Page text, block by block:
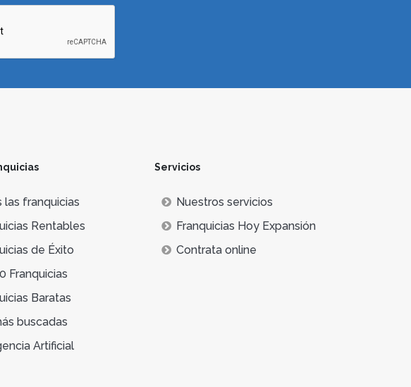
las franquicias
Rentables
de Éxito
Franquicias
Baratas
buscadas
Artificial
Servicios
Nuestros servicios
Franquicias Hoy Expansión
Contrata online